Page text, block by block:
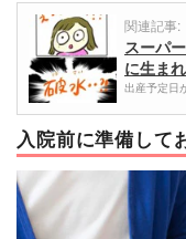
関連記事:
スーパ
に生ま
出産予定日
入院前に準備して